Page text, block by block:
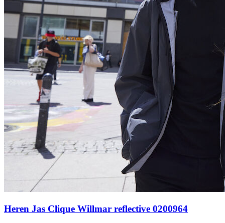
Heren Jas Clique Willmar reflective 0200964